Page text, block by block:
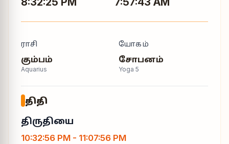
ராசி
கும்பம்
Aquarius
யோகம்
சோபனம்
Yoga 5
திதி
திருதியை
10:32:56 PM - 11:07:56 PM